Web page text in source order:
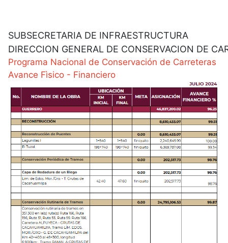
SUBSECRETARIA DE INFRAESTRUCTURA
DIRECCION GENERAL DE CONSERVACION DE
Programa Nacional de Conservación de Carreteras
Avance Fìsico - Financiero